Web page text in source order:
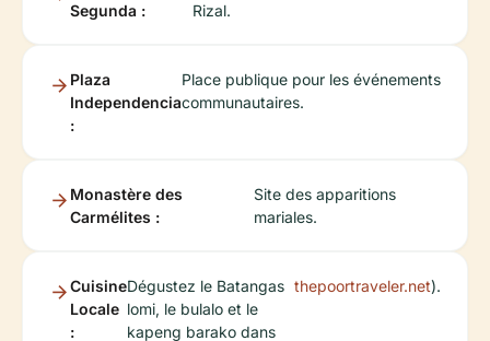
Segunda :
Rizal.
Plaza
Independencia
:
Place publique pour les événements
communautaires.
Monastère des
Carmélites :
Site des apparitions
mariales.
Cuisine
Locale
:
Dégustez le Batangas
lomi, le bulalo et le
kapeng barako dans
thepoortraveler.net).